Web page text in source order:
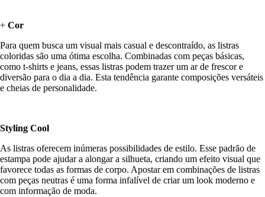
+ Cor
Para quem busca um visual mais casual e descontraído, as listras
coloridas são uma ótima escolha. Combinadas com peças básicas,
como t-shirts e jeans, essas listras podem trazer um ar de frescor e
diversão para o dia a dia. Esta tendência garante composições versáteis
e cheias de personalidade.
Styling Cool
As listras oferecem inúmeras possibilidades de estilo. Esse padrão de
estampa pode ajudar a alongar a silhueta, criando um efeito visual que
favorece todas as formas de corpo. Apostar em combinações de listras
com peças neutras é uma forma infalível de criar um look moderno e
com informação de moda.